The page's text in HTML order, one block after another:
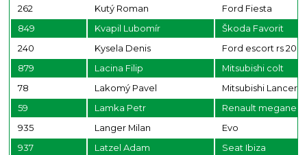
262
Kutý Roman
Ford Fiesta
849
Kvapil Lubomír
Škoda Favorit
240
Kysela Denis
Ford escort rs
879
Lacina Filip
Mitsubishi colt
78
Lakomý Pavel
Mitsubishi Lancer
59
Lamka Petr
Renault megane
935
Langer Milan
Evo
937
Latzel Adam
Seat Ibiza